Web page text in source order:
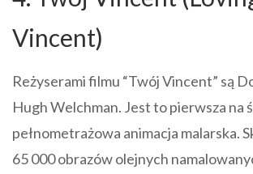
Vincent)
Reżyserami filmu “Twój Vincent” są
Hugh Welchman. Jest to pierwsza na
pełnometrażowa animacja malarska.
65 000 obrazów olejnych